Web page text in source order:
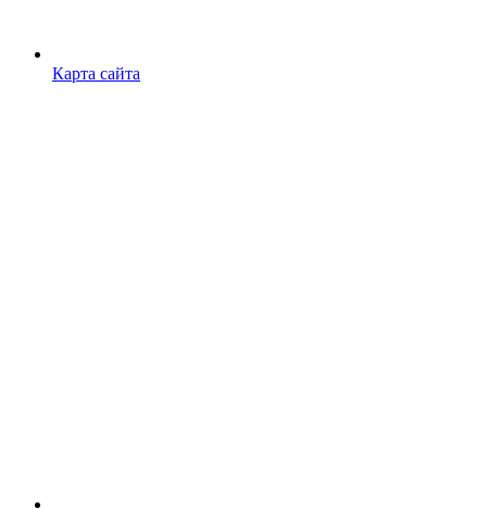
Карта сайта